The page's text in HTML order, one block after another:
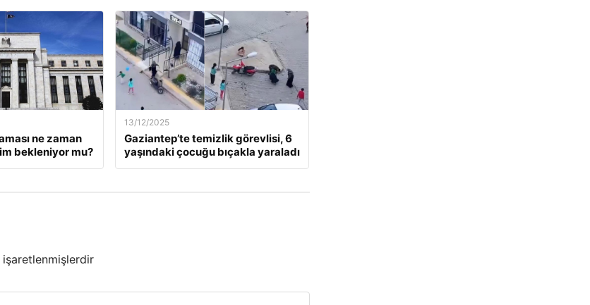
ne zaman
bekleniyor mu?
13/12/2025
Gaziantep’te temizlik görevlisi, 6
yaşındaki çocuğu bıçakla yaraladı
işaretlenmişlerdir